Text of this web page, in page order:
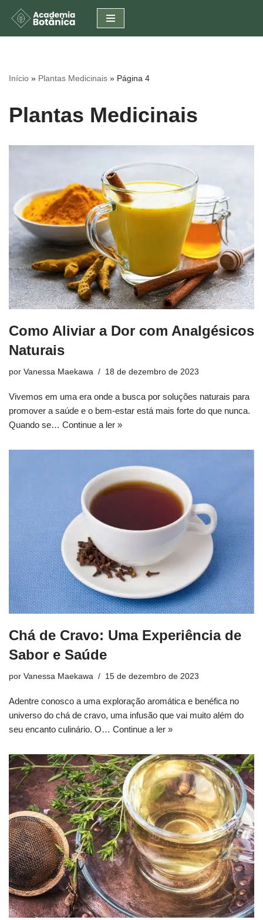
Pular
conteúdo
Início » Plantas Medicinais » Página 4
Plantas Medicinais
Como Aliviar a Dor com Analgésicos
Naturais
por Vanessa Maekawa 18 de dezembro de 2023
Vivemos em uma era onde a busca por soluções naturais para
promover a saúde e o bem-estar está mais forte do que nunca.
Quando se… Continue a ler »
Chá de Cravo: Uma Experiência de
Sabor e Saúde
por Vanessa Maekawa 15 de dezembro de 2023
Adentre conosco a uma exploração aromática e benéfica no
universo do chá de cravo, uma infusão que vai muito além do
seu encanto culinário. O… Continue a ler »